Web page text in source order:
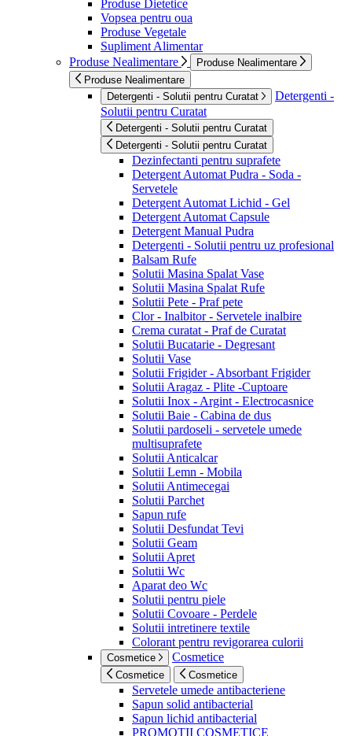
Produse Dietetice
Vopsea pentru oua
Produse Vegetale
Supliment Alimentar
Produse Nealimentare
Produse Nealimentare
Produse Nealimentare
Detergenti - Solutii pentru Curatat
Detergenti -
Solutii pentru Curatat
Detergenti - Solutii pentru Curatat
Detergenti - Solutii pentru Curatat
Dezinfectanti pentru suprafete
Detergent Automat Pudra - Soda -
Servetele
Detergent Automat Lichid - Gel
Detergent Automat Capsule
Detergent Manual Pudra
Detergenti - Solutii pentru uz profesional
Balsam Rufe
Solutii Masina Spalat Vase
Solutii Masina Spalat Rufe
Solutii Pete - Praf pete
Clor - Inalbitor - Servetele inalbire
Crema curatat - Praf de Curatat
Solutii Bucatarie - Degresant
Solutii Vase
Solutii Frigider - Absorbant Frigider
Solutii Aragaz - Plite -Cuptoare
Solutii Inox - Argint - Electrocasnice
Solutii Baie - Cabina de dus
Solutii pardoseli - servetele umede
multisuprafete
Solutii Anticalcar
Solutii Lemn - Mobila
Solutii Antimecegai
Solutii Parchet
Sapun rufe
Solutii Desfundat Tevi
Solutii Geam
Solutii Apret
Solutii Wc
Aparat deo Wc
Solutii pentru piele
Solutii Covoare - Perdele
Solutii intretinere textile
Colorant pentru revigorarea culorii
Cosmetice Cosmetice
Cosmetice Cosmetice
Servetele umede antibacteriene
Sapun solid antibacterial
Sapun lichid antibacterial
PROMOTII COSMETICE